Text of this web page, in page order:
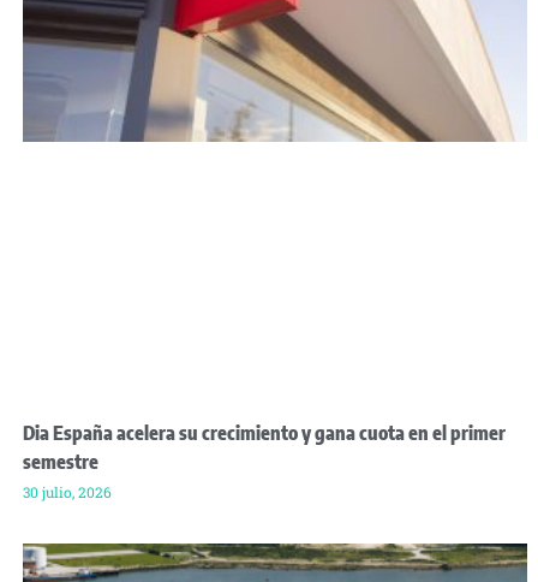
Dia España acelera su crecimiento y gana cuota en el primer
semestre
30 julio, 2026